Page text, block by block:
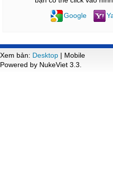
Google
Xem bản: Desktop | Mobile
Powered by NukeViet 3.3.